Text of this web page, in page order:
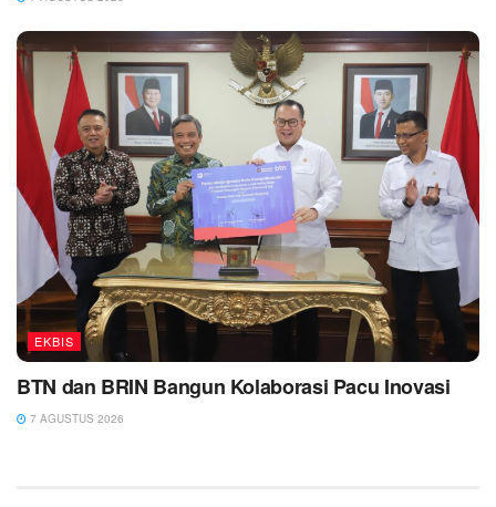
EKBIS
BTN dan BRIN Bangun Kolaborasi Pacu Inovasi
7 AGUSTUS 2026